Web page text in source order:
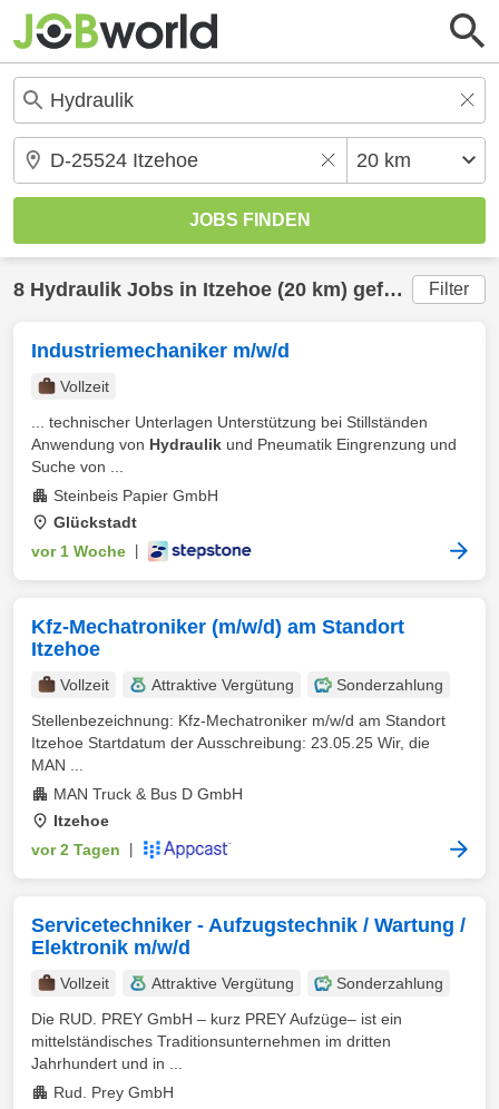
8 Hydraulik Jobs in Itzehoe (20 km) gefunden Filter
Industriemechaniker m/w/d
Vollzeit
... technischer Unterlagen Unterstützung bei Stillständen
Anwendung von Hydraulik und Pneumatik Eingrenzung und
Suche von ...
Steinbeis Papier GmbH
Glückstadt
vor 1 Woche
Kfz-Mechatroniker (m/w/d) am Standort
Itzehoe
Vollzeit Attraktive Vergütung
Sonderzahlung
Stellenbezeichnung: Kfz-Mechatroniker m/w/d am Standort
Itzehoe Startdatum der Ausschreibung: 23.05.25 Wir, die
MAN ...
MAN Truck & Bus D GmbH
Itzehoe
vor 2 Tagen
Servicetechniker - Aufzugstechnik / Wartung /
Elektronik m/w/d
Vollzeit Attraktive Vergütung
Sonderzahlung
Die RUD. PREY GmbH – kurz PREY Aufzüge– ist ein
mittelständisches Traditionsunternehmen im dritten
Jahrhundert und in ...
Rud. Prey GmbH